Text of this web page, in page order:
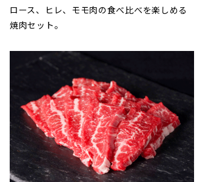
ロース、ヒレ、モモ肉の食べ比べを楽しめる
焼肉セット。